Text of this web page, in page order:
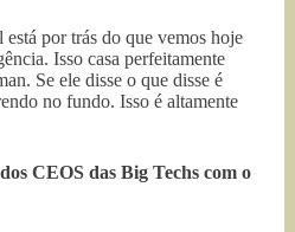
está por trás do que vemos hoje
Isso casa perfeitamente
Se ele disse o que disse é
no fundo. Isso é altamente
CEOS das Big Techs com o